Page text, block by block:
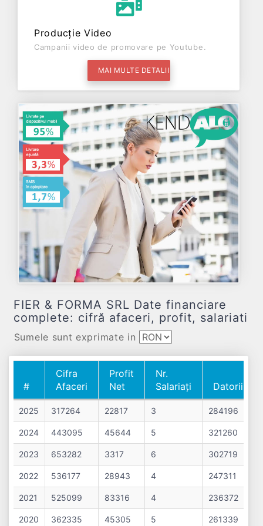
Producție Video
Campanii video de promovare pe Youtube.
MAI MULTE DETALII
FIER & FORMA SRL Date financiare
complete: cifră afaceri, profit, salariati
Sumele sunt exprimate in
#
Cifra
Afaceri
Profit
Net
Nr.
Salariați
Datorii
#
Cifra
Afaceri
Profit
Net
Salariați
Datorii
2025 317264 22817 3 284196
2024 443095 45644 5 321260
2023 653282 3317 6 302719
2022 536177 28943 4 247311
2021 525099 83316 4 236372
2020 362335 45305 5 261339